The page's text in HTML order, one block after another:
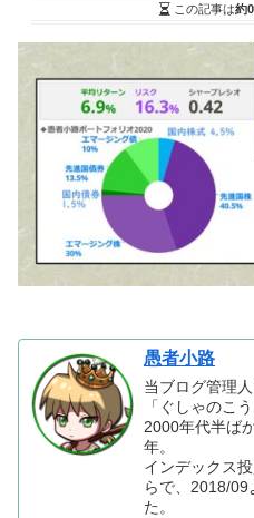
この記事は約
愚者小路
当ブログ管理
「ぐしゃのこ
2000年代半ば
年。
インデックス
らで、2018/09
た。